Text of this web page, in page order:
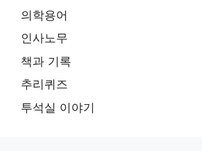
의학용어
인사노무
책과 기록
추리퀴즈
투석실 이야기